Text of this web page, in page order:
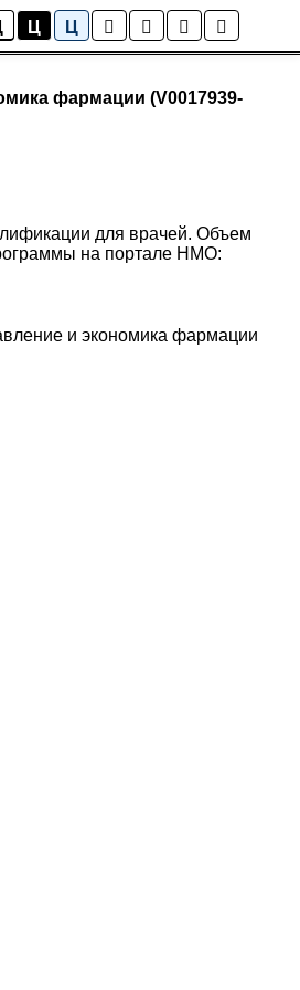
Ц Ц
фармации (V0017939-
для врачей. Объем
на портале НМО:
и экономика фармации